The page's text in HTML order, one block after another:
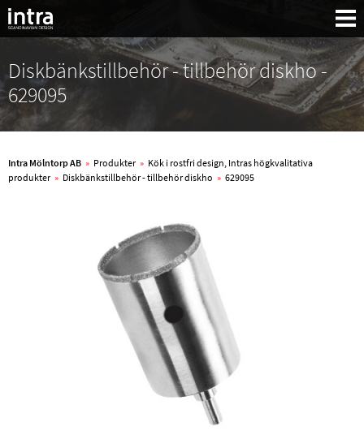
Sök:
Diskbänkstillbehör - tillbehör diskho -
629095
Intra Mölntorp AB » Produkter » Kök i rostfri design, Intras högkvalitativa
produkter » Diskbänkstillbehör - tillbehör diskho » 629095